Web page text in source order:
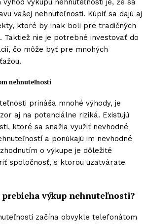
výhod výkupu nehnuteľnosti je, že sa
vašej nehnuteľnosti. Kúpiť sa dajú aj
ktoré by inak boli pre tradičných
Taktiež nie je potrebné investovať do
čo môže byť pre mnohých
nehnuteľnosti
prináša mnohé výhody, je
aj na potenciálne riziká. Existujú
ktoré sa snažia využiť nevhodné
a ponúkajú im nevhodné
o výkupe je dôležité
spoločnosť, s ktorou uzatvárate
výkup nehnuteľnosti?
začína obvykle telefonátom